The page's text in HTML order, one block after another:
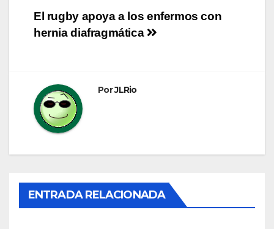
Navegación
El rugby apoya a los enfermos con
hernia diafragmática
PorJLRio
ENTRADA RELACIONADA